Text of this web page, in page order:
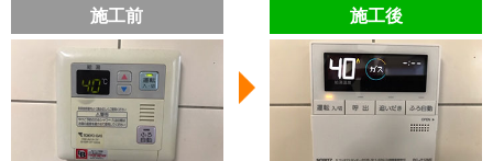
施工前 施工後